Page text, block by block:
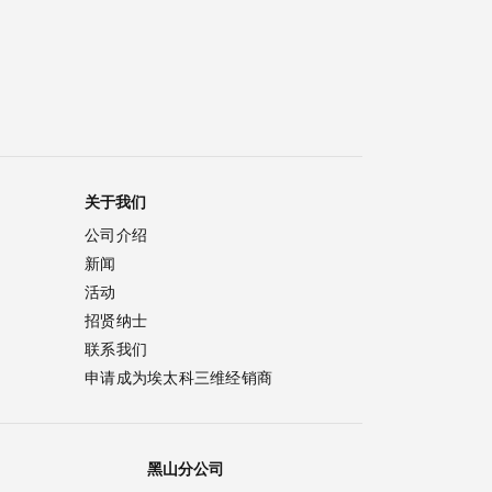
关于我们
公司介绍
新闻
活动
招贤纳士
联系我们
申请成为埃太科三维经销商
黑山分公司